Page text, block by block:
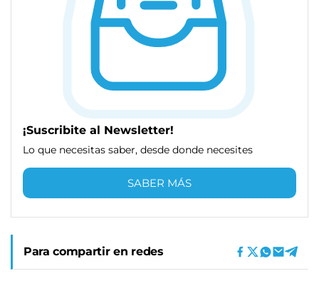
¡Suscribite al Newsletter!
Lo que necesitas saber, desde donde necesites
SABER MÁS
Para compartir en redes